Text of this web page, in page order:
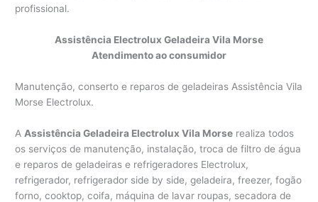
profissional.
Assistência Electrolux Geladeira Vila Morse
Atendimento ao consumidor
Manutenção, conserto e reparos de geladeiras Assistência Vila
Morse Electrolux.
A Assistência Geladeira Electrolux Vila Morse realiza todos
os serviços de manutenção, instalação, troca de filtro de água
e reparos de geladeiras e refrigeradores Electrolux,
refrigerador, refrigerador side by side, geladeira, freezer, fogão
forno, cooktop, coifa, máquina de lavar roupas, secadora de